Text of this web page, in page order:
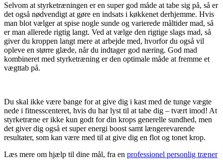
Selvom at styrketræningen er en super god måde at tabe sig på, så er
det også nødvendigt at gøre en indsats i køkkenet derhjemme. Hvis
man blot vælger at spise nogle sunde og varierede måltider mad, så
er man allerede rigtig langt. Ved at vælge den rigtige slags mad, så
giver du kroppen langt mere at arbejde med, hvorfor du også vil
opleve en større glæde, når du indtager god næring. God mad
kombineret med styrketræning er den optimale måde at fremme et
vægttab på.
Du skal ikke være bange for at give dig i kast med de tunge vægte
nede i fitnesscenteret, hvis du har lyst til at tabe dig – tvært imod! At
styrketræne er ikke kun godt for din krops generelle sundhed, men
det giver dig også et super energi boost samt længerevarende
resultater, som kan være med til at give dig en flot og tonet krop.
Læs mere om hjælp til dine mål, fra en professionel personlig træner